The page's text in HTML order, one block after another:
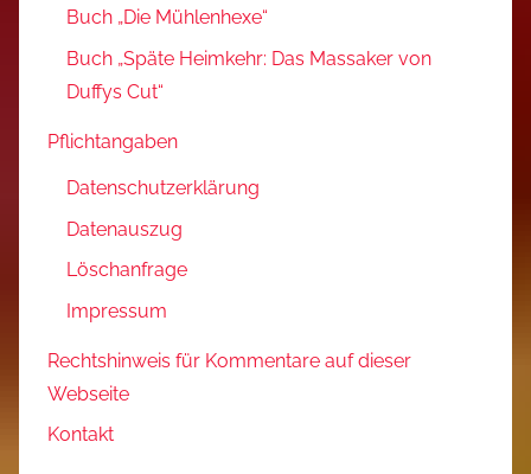
Buch „Die Mühlenhexe“
Buch „Späte Heimkehr: Das Massaker von
Duffys Cut“
Pflichtangaben
Datenschutzerklärung
Datenauszug
Löschanfrage
Impressum
Rechtshinweis für Kommentare auf dieser
Webseite
Kontakt